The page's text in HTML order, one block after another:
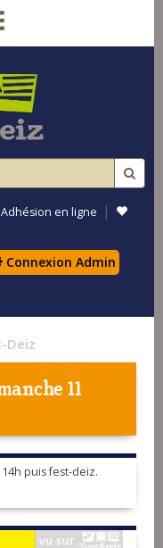
Adhésion en ligne |
Connexion Admin
Deiz
11
puis fest-deiz.